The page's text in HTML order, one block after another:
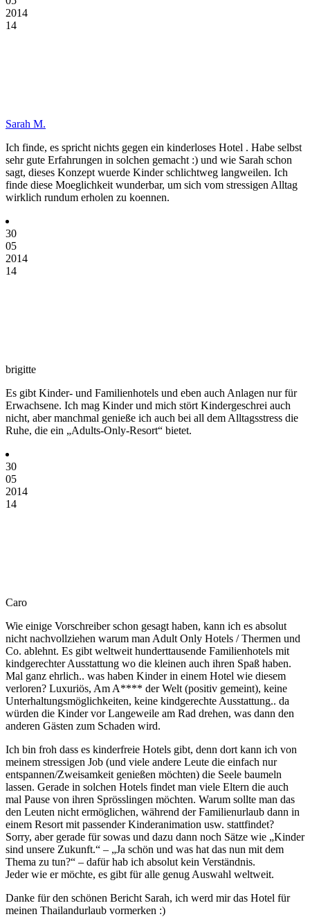
2014
14
Sarah M.
Ich finde, es spricht nichts gegen ein kinderloses Hotel . Habe selbst
sehr gute Erfahrungen in solchen gemacht :) und wie Sarah schon
sagt, dieses Konzept wuerde Kinder schlichtweg langweilen. Ich
finde diese Moeglichkeit wunderbar, um sich vom stressigen Alltag
wirklich rundum erholen zu koennen.
30
05
2014
14
brigitte
Es gibt Kinder- und Familienhotels und eben auch Anlagen nur für
Erwachsene. Ich mag Kinder und mich stört Kindergeschrei auch
nicht, aber manchmal genieße ich auch bei all dem Alltagsstress die
Ruhe, die ein „Adults-Only-Resort“ bietet.
30
05
2014
14
Caro
Wie einige Vorschreiber schon gesagt haben, kann ich es absolut
nicht nachvollziehen warum man Adult Only Hotels / Thermen und
Co. ablehnt. Es gibt weltweit hunderttausende Familienhotels mit
kindgerechter Ausstattung wo die kleinen auch ihren Spaß haben.
Mal ganz ehrlich.. was haben Kinder in einem Hotel wie diesem
verloren? Luxuriös, Am A**** der Welt (positiv gemeint), keine
Unterhaltungsmöglichkeiten, keine kindgerechte Ausstattung.. da
würden die Kinder vor Langeweile am Rad drehen, was dann den
anderen Gästen zum Schaden wird.
Ich bin froh dass es kinderfreie Hotels gibt, denn dort kann ich von
meinem stressigen Job (und viele andere Leute die einfach nur
entspannen/Zweisamkeit genießen möchten) die Seele baumeln
lassen. Gerade in solchen Hotels findet man viele Eltern die auch
mal Pause von ihren Sprösslingen möchten. Warum sollte man das
den Leuten nicht ermöglichen, während der Familienurlaub dann in
einem Resort mit passender Kinderanimation usw. stattfindet?
Sorry, aber gerade für sowas und dazu dann noch Sätze wie „Kinder
sind unsere Zukunft.“ – „Ja schön und was hat das nun mit dem
Thema zu tun?“ – dafür hab ich absolut kein Verständnis.
Jeder wie er möchte, es gibt für alle genug Auswahl weltweit.
Danke für den schönen Bericht Sarah, ich werd mir das Hotel für
meinen Thailandurlaub vormerken :)